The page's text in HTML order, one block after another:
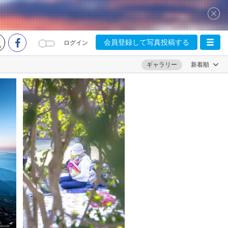
ログイン 会員登録して写真投稿する
ギャラリー 新着順
P-snow 0 0